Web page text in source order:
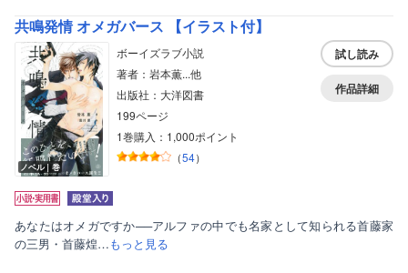
共鳴発情 オメガバース 【イラスト付】
ノベル｜巻
ボーイズラブ小説
著者：岩本薫...他
出版社：大洋図書
199ページ
1巻購入：1,000ポイント
（54）
試し読み
作品詳細
あなたはオメガですか──アルファの中でも名家として知られる首藤家
の三男・首藤煌…もっと見る